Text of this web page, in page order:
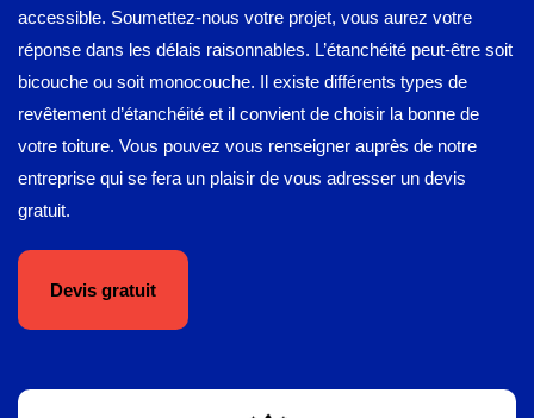
accessible. Soumettez-nous votre projet, vous aurez votre
réponse dans les délais raisonnables. L’étanchéité peut-être soit
bicouche ou soit monocouche. Il existe différents types de
revêtement d’étanchéité et il convient de choisir la bonne de
votre toiture. Vous pouvez vous renseigner auprès de notre
entreprise qui se fera un plaisir de vous adresser un devis
gratuit.
Devis gratuit